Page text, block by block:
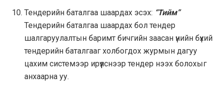
Тендерийн баталгаа шаардах эсэх: “Тийм”
Тендерийн баталгаа шаардах бол тендер
шалгаруулалтын баримт бичгийн заасан үнийн бүхий
тендерийн баталгааг холбогдох журмын дагуу
цахим системээр ирүүлснээр тендер нээх болохыг
анхаарна уу.